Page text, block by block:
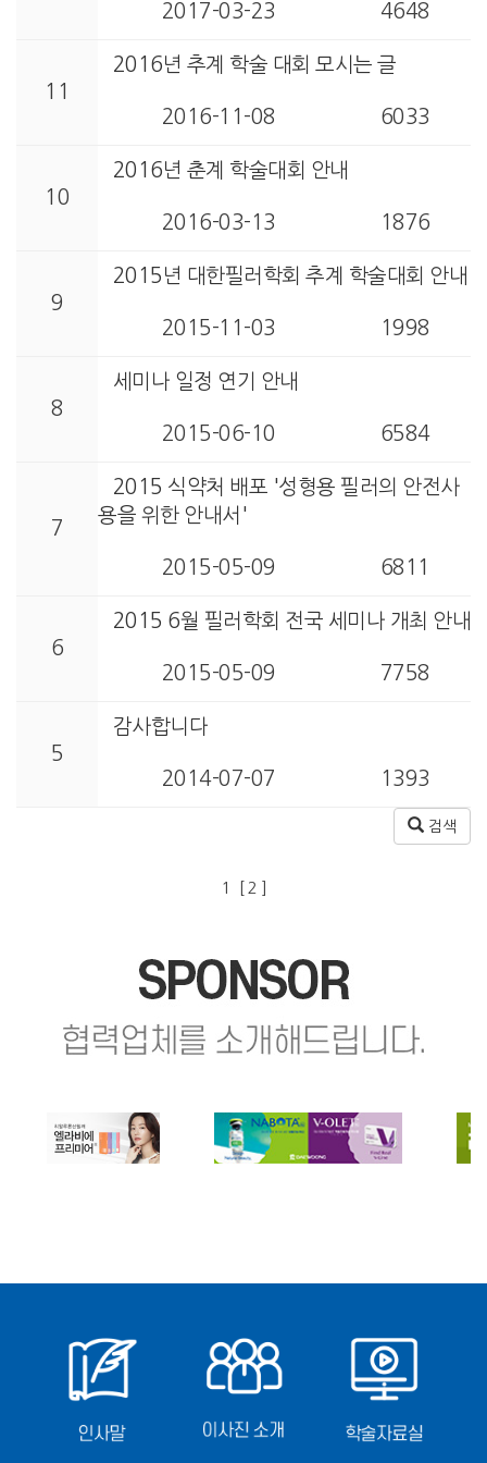
2017-03-23 4648
11
2016년 추계 학술 대회 모시는 글
2016-11-08 6033
10
2016년 춘계 학술대회 안내
2016-03-13 1876
9
2015년 대한필러학회 추계 학술대회 안내
2015-11-03 1998
8
세미나 일정 연기 안내
2015-06-10 6584
7
2015 식약처 배포 '성형용 필러의 안전사
용을 위한 안내서'
2015-05-09 6811
6
2015 6월 필러학회 전국 세미나 개최 안내
2015-05-09 7758
5
감사합니다
2014-07-07 1393
검색
1 [ 2 ]